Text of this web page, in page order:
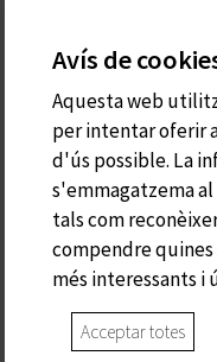
Cala de
Cales Coves
Cala de Sant
Cala de Llucalari
Avís de
Aquesta web
per intentar oferir
d'ús possible. La
s'emmagatzema
tals com
compendre
més interessants i
Acceptar totes